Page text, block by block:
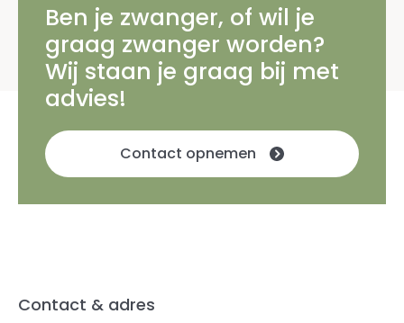
Ben je zwanger, of wil je
graag zwanger worden?
Wij staan je graag bij met
advies!
Contact opnemen
Contact & adres